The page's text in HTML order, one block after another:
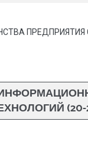
ПРЕДПРИЯТИЯ
(20-